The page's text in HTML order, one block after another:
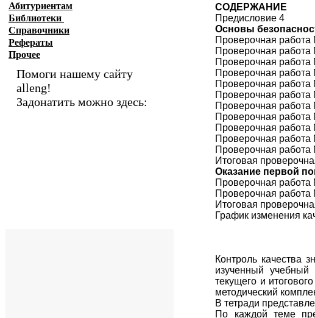
СОДЕРЖАНИЕ
Предисловие 4
Основы
Проверочная
Проверочная
Проверочная
Проверочная работа
Проверочная работа
Проверочная работа
Проверочная работа
Проверочная работа
Проверочная работа
Проверочная
Проверочная
Итоговая
Оказание первой
Проверочная
Проверочная
Итоговая
График изменения
Контроль качества
изученный учебный
текущего и
методический
В тетради
По каждой теме
Абитуриентам
Библиотеки
Справочники
Рефераты
Прочее
Помоги нашему сайту
alleng!
Задонатить можно здесь: